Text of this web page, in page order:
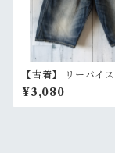
【古着】 リーバイ
ョートパンツ W30
スト81cm） 濃紺 イ
ハーフパンツ 膝丈
¥3,080